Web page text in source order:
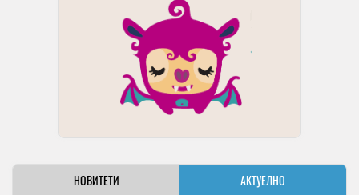
НОВИТЕТИ АКТУЕЛНО